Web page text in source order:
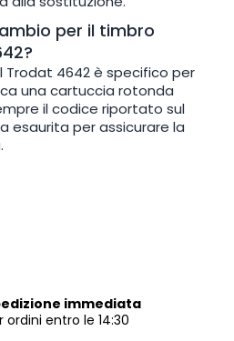
per il timbro
Trodat 4642 è specifico per
una cartuccia rotonda
il codice riportato sul
esaurita per assicurare la
immediata
ordini entro le 14:30